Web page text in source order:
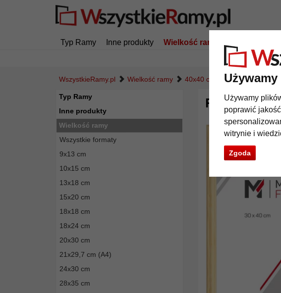
Używamy
poprawić
witrynie i
Zgoda
Typ Ramy Inne produkty Wielkość ramy
WszystkieRamy.pl Wielkość ramy 40x40 cm Rama drewniana
Typ Ramy
Inne produkty
Wielkość ramy
Wszystkie formaty
9x13 cm
10x15 cm
13x18 cm
15x20 cm
18x18 cm
18x24 cm
20x30 cm
21x29,7 cm (A4)
24x30 cm
28x35 cm
Rama